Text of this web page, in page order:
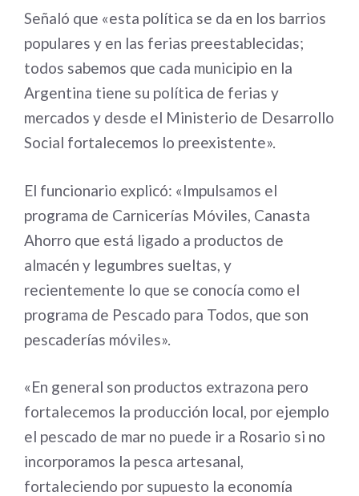
Señaló que «esta política se da en los barrios
populares y en las ferias preestablecidas;
todos sabemos que cada municipio en la
Argentina tiene su política de ferias y
mercados y desde el Ministerio de Desarrollo
Social fortalecemos lo preexistente».
El funcionario explicó: «Impulsamos el
programa de Carnicerías Móviles, Canasta
Ahorro que está ligado a productos de
almacén y legumbres sueltas, y
recientemente lo que se conocía como el
programa de Pescado para Todos, que son
pescaderías móviles».
«En general son productos extrazona pero
fortalecemos la producción local, por ejemplo
el pescado de mar no puede ir a Rosario si no
incorporamos la pesca artesanal,
fortaleciendo por supuesto la economía